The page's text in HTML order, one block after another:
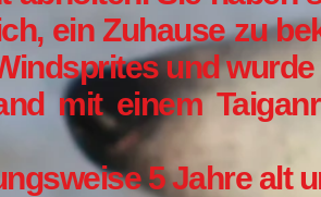
ein Zuhause zu
und
mit einem
5 Jahre alt